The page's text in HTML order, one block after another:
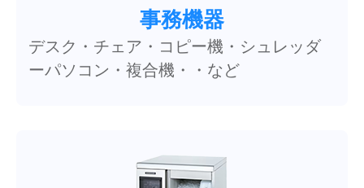
事務機器
デスク・チェア・コピー機・シュレッダ
ーパソコン・複合機・・など